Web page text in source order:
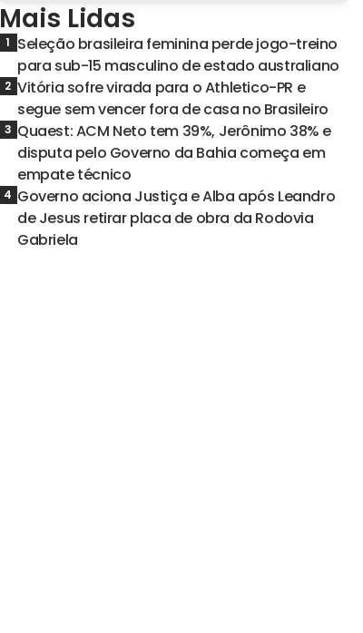
Mais Lidas
1 Seleção brasileira feminina perde jogo-treino
para sub-15 masculino de estado australiano
2 Vitória sofre virada para o Athletico-PR e
segue sem vencer fora de casa no Brasileiro
3 Quaest: ACM Neto tem 39%, Jerônimo 38% e
disputa pelo Governo da Bahia começa em
empate técnico
4 Governo aciona Justiça e Alba após Leandro
de Jesus retirar placa de obra da Rodovia
Gabriela